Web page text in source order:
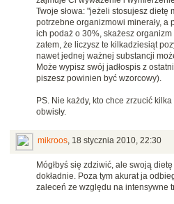
Twoje słowa: "jeżeli stosujesz dietę
potrzebne organizmowi minerały, a
ich podaż o 30%, skażesz
zatem, że liczysz te kilkadziesiąt
nawet jednej ważnej substancji
Może wypisz swój jadłospis z
piszesz powinien być wzorcowy).
PS. Nie każdy, kto chce zrzucić
obwisły.
mikroos, 18 stycznia 2010, 22:30
Mógłbyś się zdziwić, ale swoją
dokładnie. Poza tym akurat ja
zaleceń ze względu na intensywne